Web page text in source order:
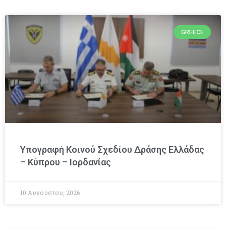
GREECE
Υπογραφή Κοινού Σχεδίου Δράσης Ελλάδας
– Κύπρου – Ιορδανίας
10 Αυγούστου, 2026